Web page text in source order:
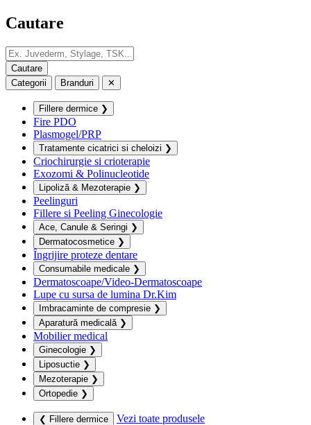
Cautare
Categorii Branduri ✕
Fillere dermice ❯
Fire PDO
Plasmogel/PRP
Tratamente cicatrici si cheloizi ❯
Criochirurgie si crioterapie
Exozomi & Polinucleotide
Lipoliză & Mezoterapie ❯
Peelinguri
Fillere si Peeling Ginecologie
Ace, Canule & Seringi ❯
Dermatocosmetice ❯
Îngrijire proteze dentare
Consumabile medicale ❯
Dermatoscoape/Video-Dermatoscoape
Lupe cu sursa de lumina Dr.Kim
Imbracaminte de compresie ❯
Aparatură medicală ❯
Mobilier medical
Ginecologie ❯
Liposuctie ❯
Mezoterapie ❯
Ortopedie ❯
❮ Fillere dermice
Vezi toate produsele